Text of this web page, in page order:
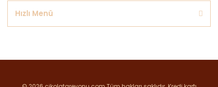
Hızlı Menü